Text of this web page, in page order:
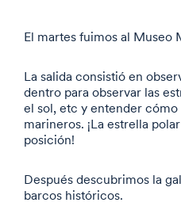
El martes fuimos al Museo
La salida consistió en
dentro para observar las
el sol, etc y entender cómo
marineros. ¡La estrella
posición!
Después descubrimos la
barcos históricos.